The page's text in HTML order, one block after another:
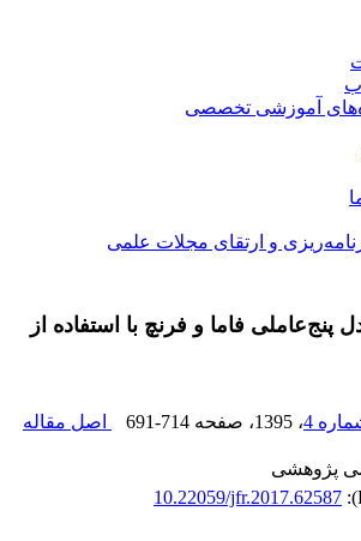
آموزشی تخصصی
و ارتقای مجلات علمی
فاما و فرنچ با استفاده از
، 1395 ، صفحه 691-714
اصل مقاله
پژوهشی
10.22059/jfr.2017.62587